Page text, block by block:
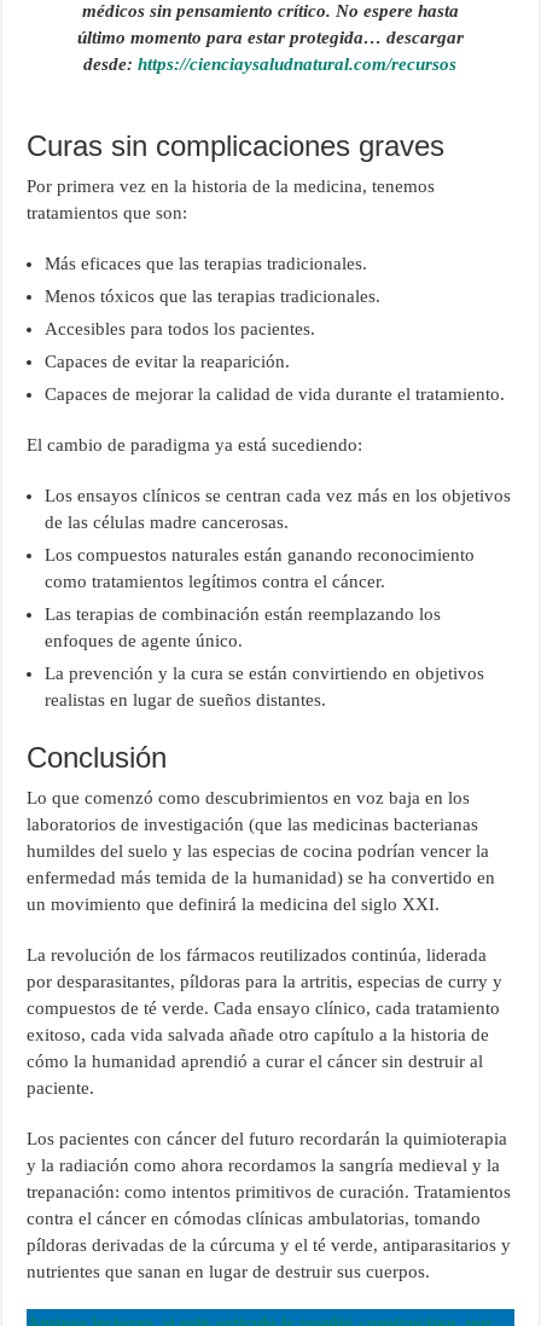
médicos sin pensamiento crítico. No espere hasta
último momento para estar protegida… descargar
desde:https://cienciaysaludnatural.com/recursos
Curas sin complicaciones graves
Por primera vez en la historia de la medicina, tenemos
tratamientos que son:
Más eficaces que las terapias tradicionales.
Menos tóxicos que las terapias tradicionales.
Accesibles para todos los pacientes.
Capaces de evitar la reaparición.
Capaces de mejorar la calidad de vida durante el tratamiento.
El cambio de paradigma ya está sucediendo:
Los ensayos clínicos se centran cada vez más en los objetivos
de las células madre cancerosas.
Los compuestos naturales están ganando reconocimiento
como tratamientos legítimos contra el cáncer.
Las terapias de combinación están reemplazando los
enfoques de agente único.
La prevención y la cura se están convirtiendo en objetivos
realistas en lugar de sueños distantes.
Conclusión
Lo que comenzó como descubrimientos en voz baja en los
laboratorios de investigación (que las medicinas bacterianas
humildes del suelo y las especias de cocina podrían vencer la
enfermedad más temida de la humanidad) se ha convertido en
un movimiento que definirá la medicina del siglo XXI.
La revolución de los fármacos reutilizados continúa, liderada
por desparasitantes, píldoras para la artritis, especias de curry y
compuestos de té verde. Cada ensayo clínico, cada tratamiento
exitoso, cada vida salvada añade otro capítulo a la historia de
cómo la humanidad aprendió a curar el cáncer sin destruir al
paciente.
Los pacientes con cáncer del futuro recordarán la quimioterapia
y la radiación como ahora recordamos la sangría medieval y la
trepanación: como intentos primitivos de curación. Tratamientos
contra el cáncer en cómodas clínicas ambulatorias, tomando
píldoras derivadas de la cúrcuma y el té verde, antiparasitarios y
nutrientes que sanan en lugar de destruir sus cuerpos.